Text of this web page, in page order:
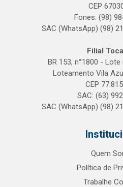
CEP
Fones: (98)
SAC (WhatsApp) (98)
Filial
BR 153, n°1800 - Lote
Loteamento Vila
CEP
SAC: (63)
SAC (WhatsApp) (98)
Quem
Política de
Trabalhe